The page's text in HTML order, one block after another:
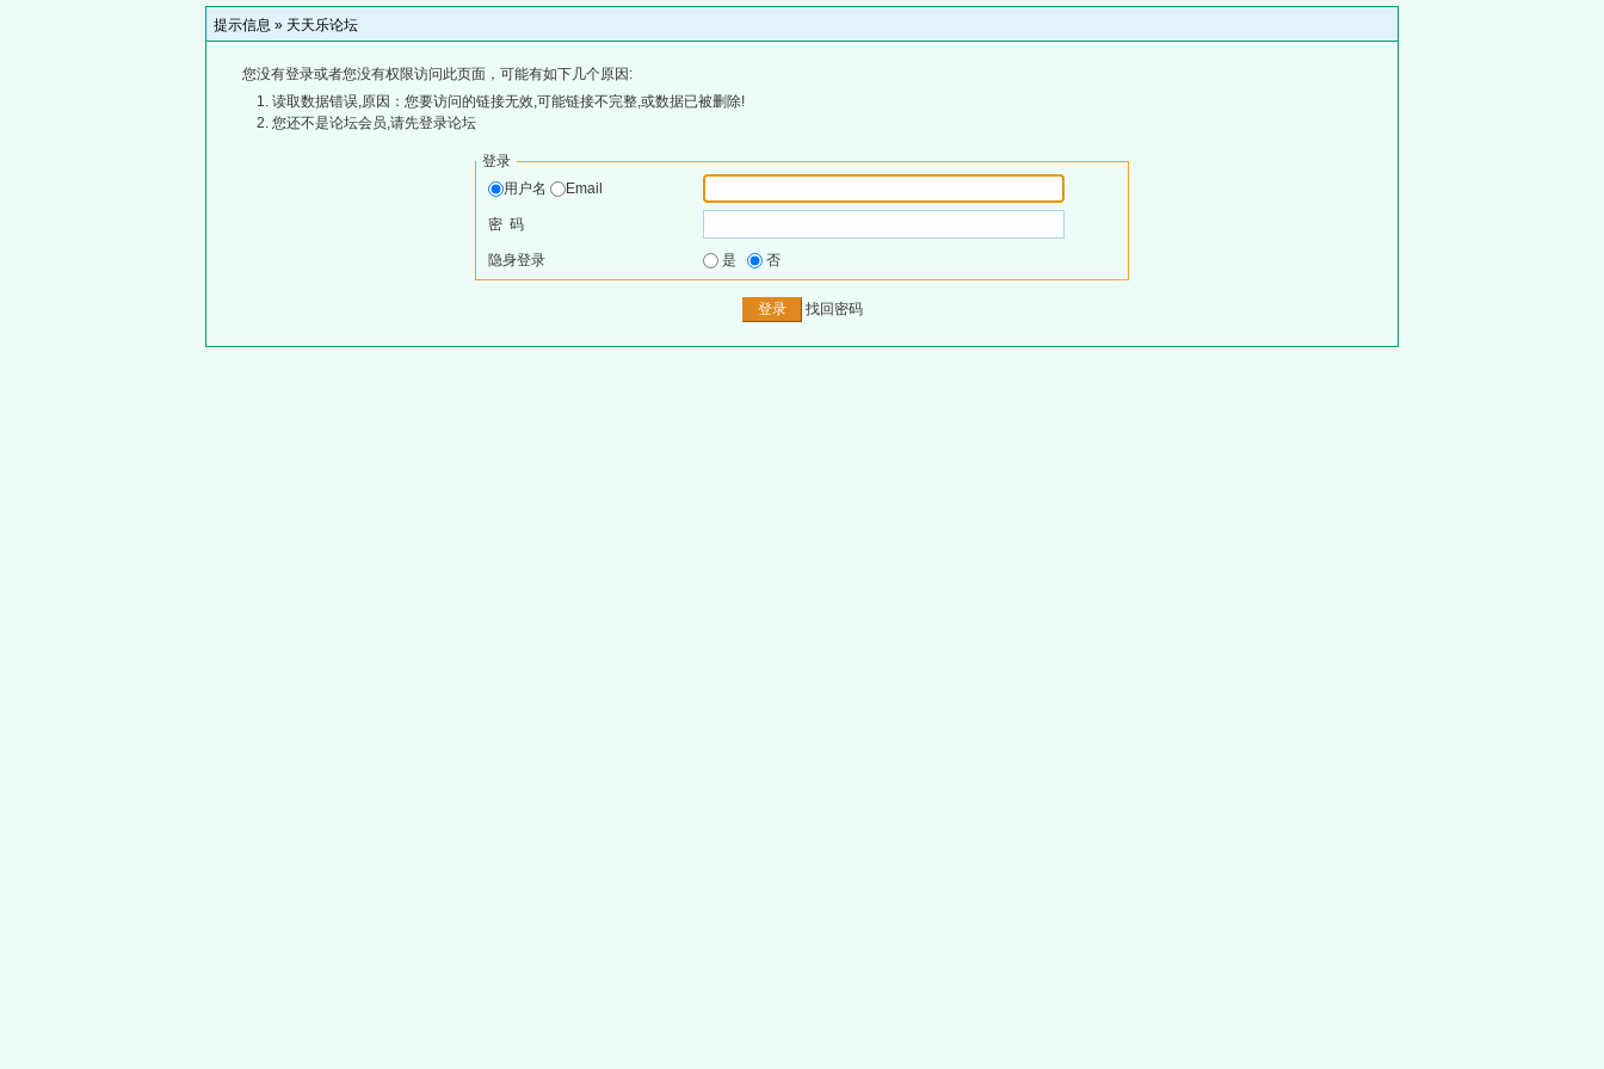
提示信息 » 天天乐论坛
您没有登录或者您没有权限访问此页面，可能有如下几个原因:
读取数据错误,原因：您要访问的链接无效,可能链接不完整,或数据已被删除!
您还不是论坛会员,请先登录论坛
登录
用户名
Email
密 码
隐身登录 是 否
找回密码